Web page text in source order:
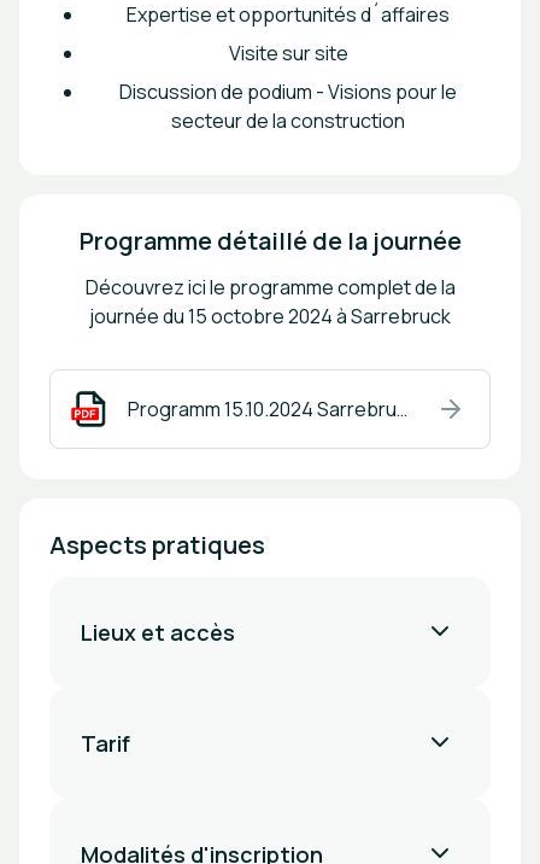
Expertise et opportunités d´affaires
Visite sur site
Discussion de podium - Visions pour le
secteur de la construction
Programme détaillé de la journée
Découvrez ici le programme complet de la
journée du 15 octobre 2024 à Sarrebruck
Programm 15.10.2024 Sarrebruck.pdf
Aspects pratiques
Lieux et accès
Tarif
Modalités d'inscription